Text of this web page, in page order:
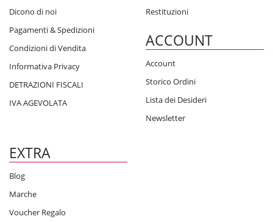
Dicono di noi
Pagamenti & Spedizioni
Condizioni di Vendita
Informativa Privacy
DETRAZIONI FISCALI
IVA AGEVOLATA
Restituzioni
ACCOUNT
Account
Storico Ordini
Lista dei Desideri
Newsletter
EXTRA
Blog
Marche
Voucher Regalo